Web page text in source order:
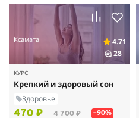
Ксамата
4.71
28
КУРС
Крепкий и здоровый сон
Здоровье
470 ₽ 4 700 ₽ –90%